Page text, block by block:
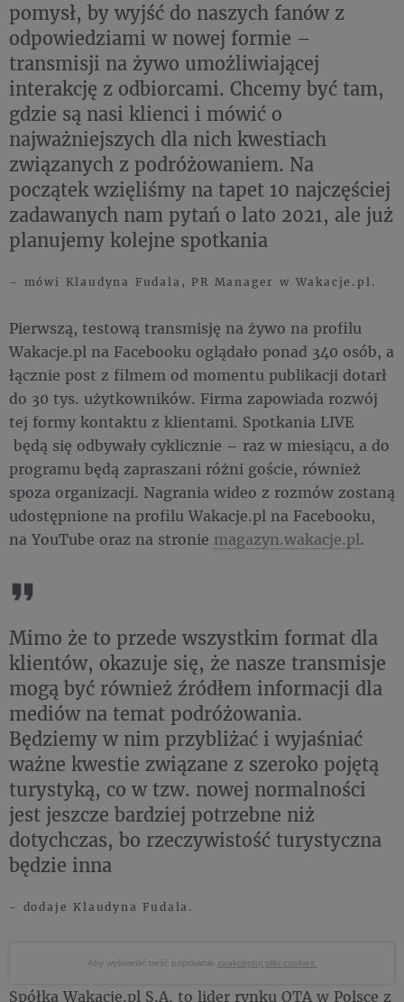
pomysł, by wyjść do naszych fanów z
odpowiedziami w nowej formie –
transmisji na żywo umożliwiającej
interakcję z odbiorcami. Chcemy być tam,
gdzie są nasi klienci i mówić o
najważniejszych dla nich kwestiach
związanych z podróżowaniem. Na
początek wzięliśmy na tapet 10 najczęściej
zadawanych nam pytań o lato 2021, ale już
planujemy kolejne spotkania
– mówi Klaudyna Fudala, PR Manager w Wakacje.pl.
Pierwszą, testową transmisję na żywo na profilu
Wakacje.pl na Facebooku oglądało ponad 340 osób, a
łącznie post z filmem od momentu publikacji dotarł
do 30 tys. użytkowników. Firma zapowiada rozwój
tej formy kontaktu z klientami. Spotkania LIVE
będą się odbywały cyklicznie – raz w miesiącu, a do
programu będą zapraszani różni goście, również
spoza organizacji. Nagrania wideo z rozmów zostaną
udostępnione na profilu Wakacje.pl na Facebooku,
na YouTube oraz na stronie magazyn.wakacje.pl.
Mimo że to przede wszystkim format dla
klientów, okazuje się, że nasze transmisje
mogą być również źródłem informacji dla
mediów na temat podróżowania.
Będziemy w nim przybliżać i wyjaśniać
ważne kwestie związane z szeroko pojętą
turystyką, co w tzw. nowej normalności
jest jeszcze bardziej potrzebne niż
dotychczas, bo rzeczywistość turystyczna
będzie inna
- dodaje Klaudyna Fudala.
Aby wyświetlić treść poprawnie zaakceptuj pliki cookies.
Spółka Wakacje.pl S.A. to lider rynku OTA w Polsce z